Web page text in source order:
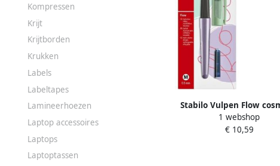
Kompressen
Krijt
Krijtborden
Krukken
Labels
Labeltapes
Lamineerhoezen
Laptop accessoires
Laptops
Laptoptassen
Stabilo Vulpen Flow
medium fresh lavender
1 stuk
1 webshop
€ 10,59